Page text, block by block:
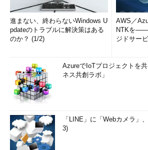
進まない、終わらないWindows U
pdateのトラブルに解決策はある
のか？ (1/2)
AWS／
NTKを――
ジドサー
AzureでIoTプロジェクトを
ネス共創ラボ」
「LINE」に「Webカメラ」
3)